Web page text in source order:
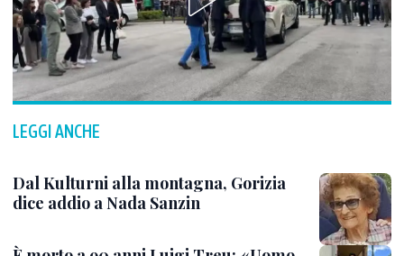
LEGGI ANCHE
Dal Kulturni alla montagna, Gorizia
dice addio a Nada Sanzin